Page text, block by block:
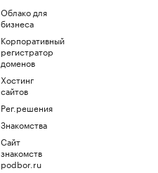
Облако для
бизнеса
Корпоративный
регистратор
доменов
Хостинг
сайтов
Рег.решения
Знакомства
Сайт
знакомств
podbor.ru